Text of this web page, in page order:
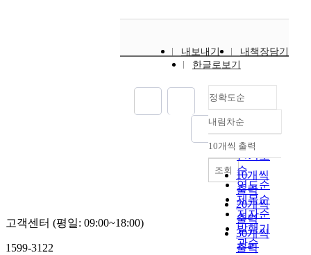
e
t
f
J
대
인
내보내기
내책장담기
한글로보기
정확도순
정확도
순
인기도
순
연도순
제목순
저자순
발행기
관순
내림차순
내림차순
10개씩 출력
10개씩
출력
20개씩
출력
30개씩
출력
조회
고객센터 (평일: 09:00~18:00)
1599-3122